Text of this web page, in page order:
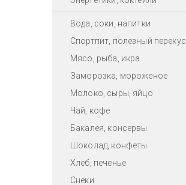
Вода, соки, напитки
Спортпит, полезный перекус
Мясо, рыба, икра
Заморозка, мороженое
Молоко, сыры, яйцо
Чай, кофе
Бакалея, консервы
Шоколад, конфеты
Хлеб, печенье
Снеки